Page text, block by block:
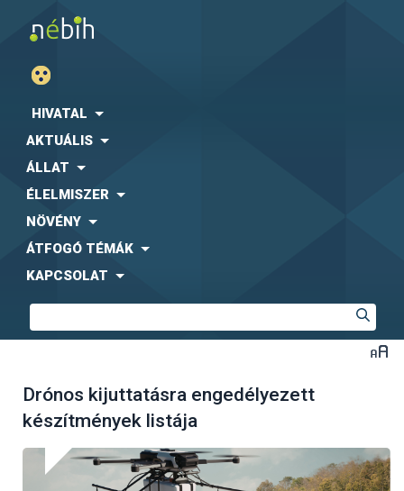
HIVATAL
AKTUÁLIS
ÁLLAT
ÉLELMISZER
NÖVÉNY
ÁTFOGÓ TÉMÁK
KAPCSOLAT
Drónos kijuttatásra engedélyezett
készítmények listája